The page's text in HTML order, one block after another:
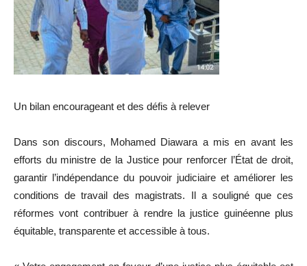
Un bilan encourageant et des défis à relever
Dans son discours, Mohamed Diawara a mis en avant les
efforts du ministre de la Justice pour renforcer l’État de droit,
garantir l’indépendance du pouvoir judiciaire et améliorer les
conditions de travail des magistrats. Il a souligné que ces
réformes vont contribuer à rendre la justice guinéenne plus
équitable, transparente et accessible à tous.